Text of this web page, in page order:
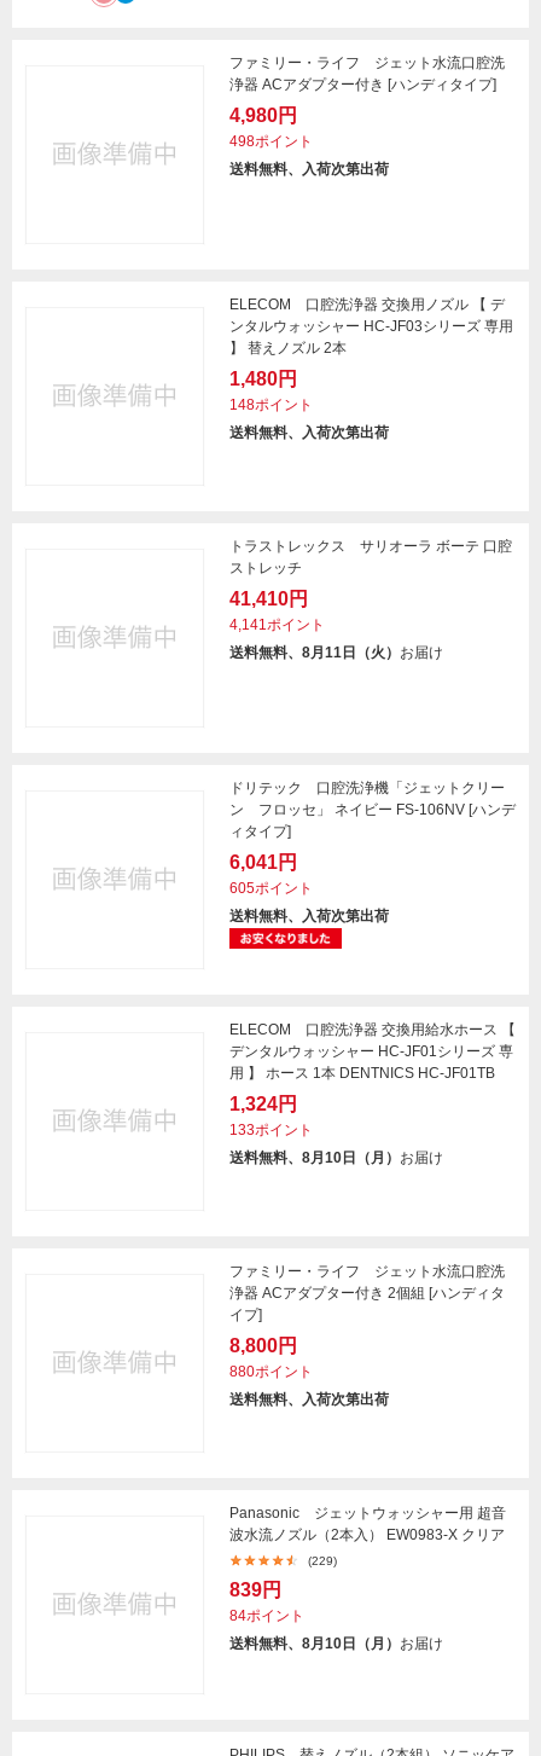
ファミリー・ライフ ジェット水流口腔洗
浄器 ACアダプター付き [ハンディタイプ]
4,980円
498ポイント
送料無料、入荷次第出荷
ELECOM 口腔洗浄器 交換用ノズル 【 デ
ンタルウォッシャー HC-JF03シリーズ 専用
】 替えノズル 2本
1,480円
148ポイント
送料無料、入荷次第出荷
トラストレックス サリオーラ ボーテ 口腔
ストレッチ
41,410円
4,141ポイント
送料無料、8月11日（火） お届け
ドリテック 口腔洗浄機「ジェットクリー
ン フロッセ」 ネイビー FS-106NV [ハンデ
ィタイプ]
6,041円
605ポイント
送料無料、入荷次第出荷
ELECOM 口腔洗浄器 交換用給水ホース 【
デンタルウォッシャー HC-JF01シリーズ 専
用 】 ホース 1本 DENTNICS HC-JF01TB
1,324円
133ポイント
送料無料、8月10日（月） お届け
ファミリー・ライフ ジェット水流口腔洗
浄器 ACアダプター付き 2個組 [ハンディタ
イプ]
8,800円
880ポイント
送料無料、入荷次第出荷
Panasonic ジェットウォッシャー用 超音
波水流ノズル（2本入） EW0983-X クリア
(229)
839円
84ポイント
送料無料、8月10日（月） お届け